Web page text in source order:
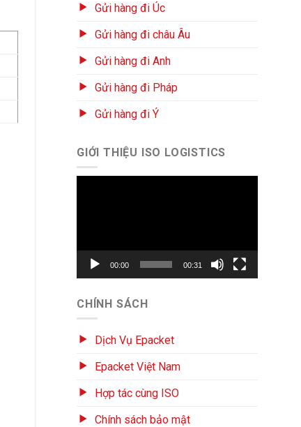
Gửi hàng đi Úc
Gửi hàng đi châu Âu
Gửi hàng đi Anh
Gửi hàng đi Pháp
Gửi hàng đi Ý
GIỚI THIỆU ISO LOGISTICS
00:00 00:31
CHÍNH SÁCH
Dịch Vụ Epacket
Epacket Việt Nam
Hợp tác cùng ISO
Chính sách bảo mật